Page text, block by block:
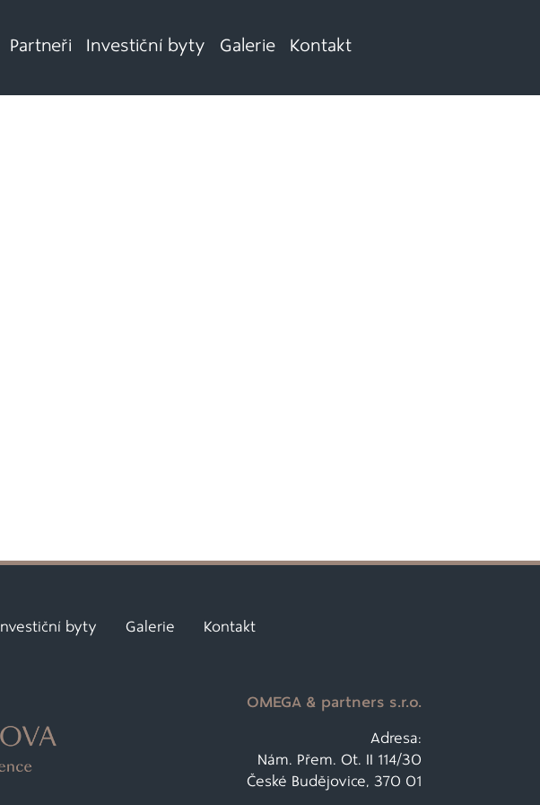
Partneři Investiční byty Galerie Kontakt
Investiční byty Galerie Kontakt
OMEGA & partners s.r.o.
Adresa:
Nám. Přem. Ot. II 114/30
České Budějovice, 370 01